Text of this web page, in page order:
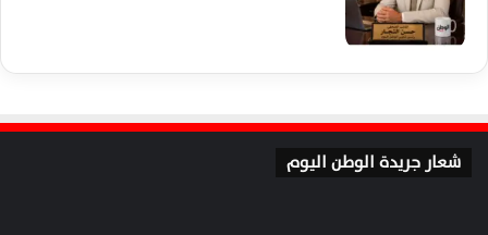
شعار جريدة الوطن اليوم